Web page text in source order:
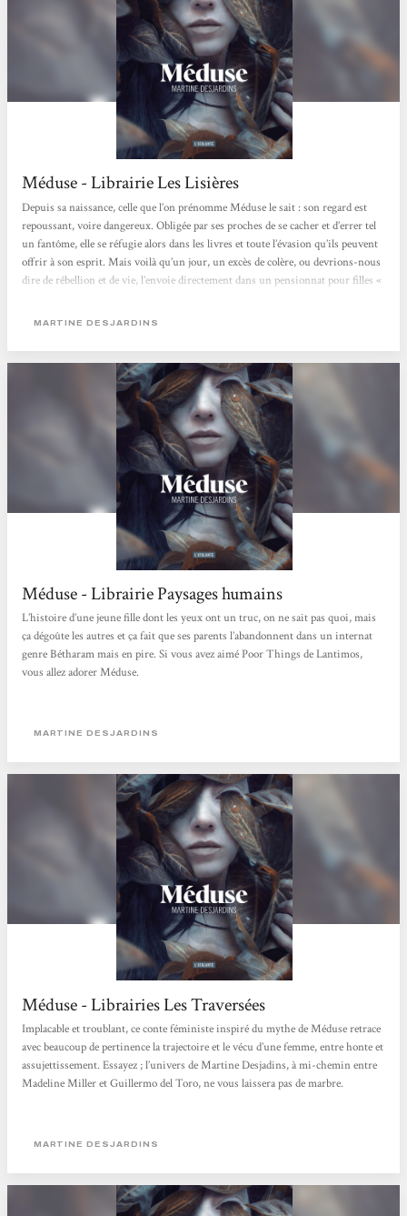
Méduse - Librairie Les Lisières
Depuis sa naissance, celle que l’on prénomme Méduse le sait : son regard est
repoussant, voire dangereux. Obligée par ses proches de se cacher et d’errer tel
un fantôme, elle se réfugie alors dans les livres et toute l’évasion qu’ils peuvent
offrir à son esprit. Mais voilà qu’un jour, un excès de colère, ou devrions-nous
dire de rébellion et de vie, l’envoie directement dans un pensionnat pour filles «
famille se refusent d’assumer et d’aimer. C’est...
MARTINE DESJARDINS
Méduse - Librairie Paysages humains
L’histoire d’une jeune fille dont les yeux ont un truc, on ne sait pas quoi, mais
ça dégoûte les autres et ça fait que ses parents l’abandonnent dans un internat
genre Bétharam mais en pire. Si vous avez aimé Poor Things de Lantimos,
vous allez adorer Méduse.
MARTINE DESJARDINS
Méduse - Librairies Les Traversées
Implacable et troublant, ce conte féministe inspiré du mythe de Méduse retrace
avec beaucoup de pertinence la trajectoire et le vécu d’une femme, entre honte et
assujettissement. Essayez ; l’univers de Martine Desjadins, à mi-chemin entre
Madeline Miller et Guillermo del Toro, ne vous laissera pas de marbre.
MARTINE DESJARDINS